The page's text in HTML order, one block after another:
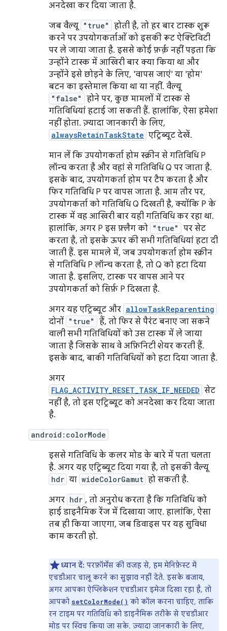
अनदेखा कर दिया जाता है.
जब वैल्यू "true"
होती है, तो हर बार टास्क शुरू
करने पर उपयोगकर्ताओं को इसकी रूट ऐक्टिविटी
पर ले जाया जाता है. इससे कोई फ़र्क़ नहीं पड़ता कि
उन्होंने टास्क में आखिरी बार क्या किया था और
उन्होंने इसे छोड़ने के लिए, 'वापस जाएं' या 'होम'
बटन का इस्तेमाल किया था या नहीं. वैल्यू
"false"
होने पर, कुछ मामलों में टास्क से
गतिविधियां हटाई जा सकती हैं. हालांकि, ऐसा हमेशा
नहीं होता. ज़्यादा जानकारी के लिए,
alwaysRetainTaskState एट्रिब्यूट देखें.
मान लें कि उपयोगकर्ता होम स्क्रीन से गतिविधि P
लॉन्च करता है और वहां से गतिविधि Q पर जाता है.
इसके बाद, उपयोगकर्ता होम पर टैप करता है और
फिर गतिविधि P पर वापस जाता है. आम तौर पर,
उपयोगकर्ता को गतिविधि Q दिखती है, क्योंकि P के
टास्क में वह आखिरी बार यही गतिविधि कर रहा था.
हालांकि, अगर P इस फ़्लैग को "true"
पर सेट
करता है, तो इसके ऊपर की सभी गतिविधियां हटा दी
जाती हैं. इस मामले में, जब उपयोगकर्ता होम स्क्रीन
से गतिविधि P लॉन्च करता है, तो Q को हटा दिया
जाता है. इसलिए, टास्क पर वापस आने पर
उपयोगकर्ता को सिर्फ़ P दिखता है.
अगर यह एट्रिब्यूट और allowTaskReparenting
दोनों "true"
हैं, तो फिर से पैरंट बनाए जा सकने
वाली सभी गतिविधियों को उस टास्क में ले जाया
जाता है जिसके साथ वे अफ़िनिटी शेयर करती हैं.
इसके बाद, बाकी गतिविधियों को हटा दिया जाता है.
अगर
FLAG_ACTIVITY_RESET_TASK_IF_NEEDED सेट
नहीं है, तो इस एट्रिब्यूट को अनदेखा कर दिया जाता
है.
android:colorMode
इससे गतिविधि के कलर मोड के बारे में पता चलता
है. अगर यह एट्रिब्यूट दिया गया है, तो इसकी वैल्यू
hdr या wideColorGamut हो सकती है.
अगर hdr , तो अनुरोध करता है कि गतिविधि को
हाई डाइनैमिक रेंज में दिखाया जाए. हालांकि, ऐसा
तब ही किया जाएगा, जब डिवाइस पर यह सुविधा
काम करती हो.
ध्यान दें: परफ़ॉर्मेंस की वजह से, हम मेनिफ़ेस्ट में
एचडीआर चालू करने का सुझाव नहीं देते. इसके बजाय,
अगर आपका ऐप्लिकेशन एचडीआर इमेज दिखा रहा है, तो
आपको setColorMode() को कॉल करना चाहिए, ताकि
रन टाइम पर गतिविधि को डाइनैमिक तरीके से एचडीआर
मोड पर स्विच किया जा सके. ज़्यादा जानकारी के लिए,